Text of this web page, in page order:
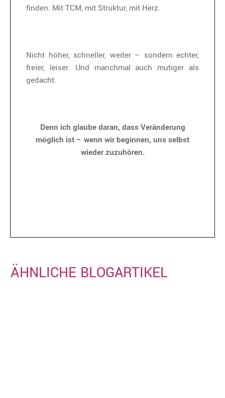
finden. Mit TCM, mit Struktur, mit Herz.
Nicht höher, schneller, weiter – sondern echter,
freier, leiser. Und manchmal auch mutiger als
gedacht.
Denn ich glaube daran, dass Veränderung
möglich ist – wenn wir beginnen, uns selbst
wieder zuzuhören.
ÄHNLICHE BLOGARTIKEL